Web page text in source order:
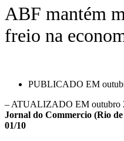
ABF mantém
freio na
PUBLICADO EM
– ATUALIZADO EM outubro
Jornal do Commercio (Rio
01/10